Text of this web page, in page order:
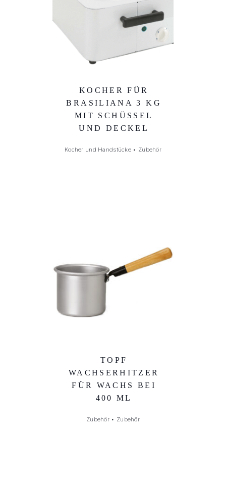
KOCHER FÜR
BRASILIANA 3 KG
MIT SCHÜSSEL
UND DECKEL
Kocher und Handstücke • Zubehör
TOPF
WACHSERHITZER
FÜR WACHS BEI
400 ML
Zubehör • Zubehör